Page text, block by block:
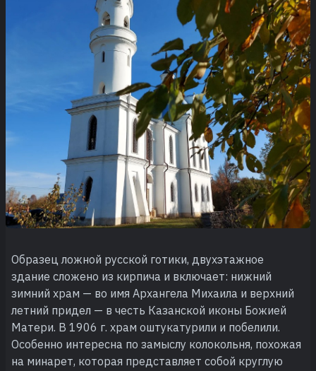
Образец ложной русской готики, двухэтажное
здание сложено из кирпича и включает: нижний
зимний храм — во имя Архангела Михаила и верхний
летний придел — в честь Казанской иконы Божией
Матери. В 1906 г. храм оштукатурили и побелили.
Особенно интересна по замыслу колокольня, похожая
на минарет, которая представляет собой круглую